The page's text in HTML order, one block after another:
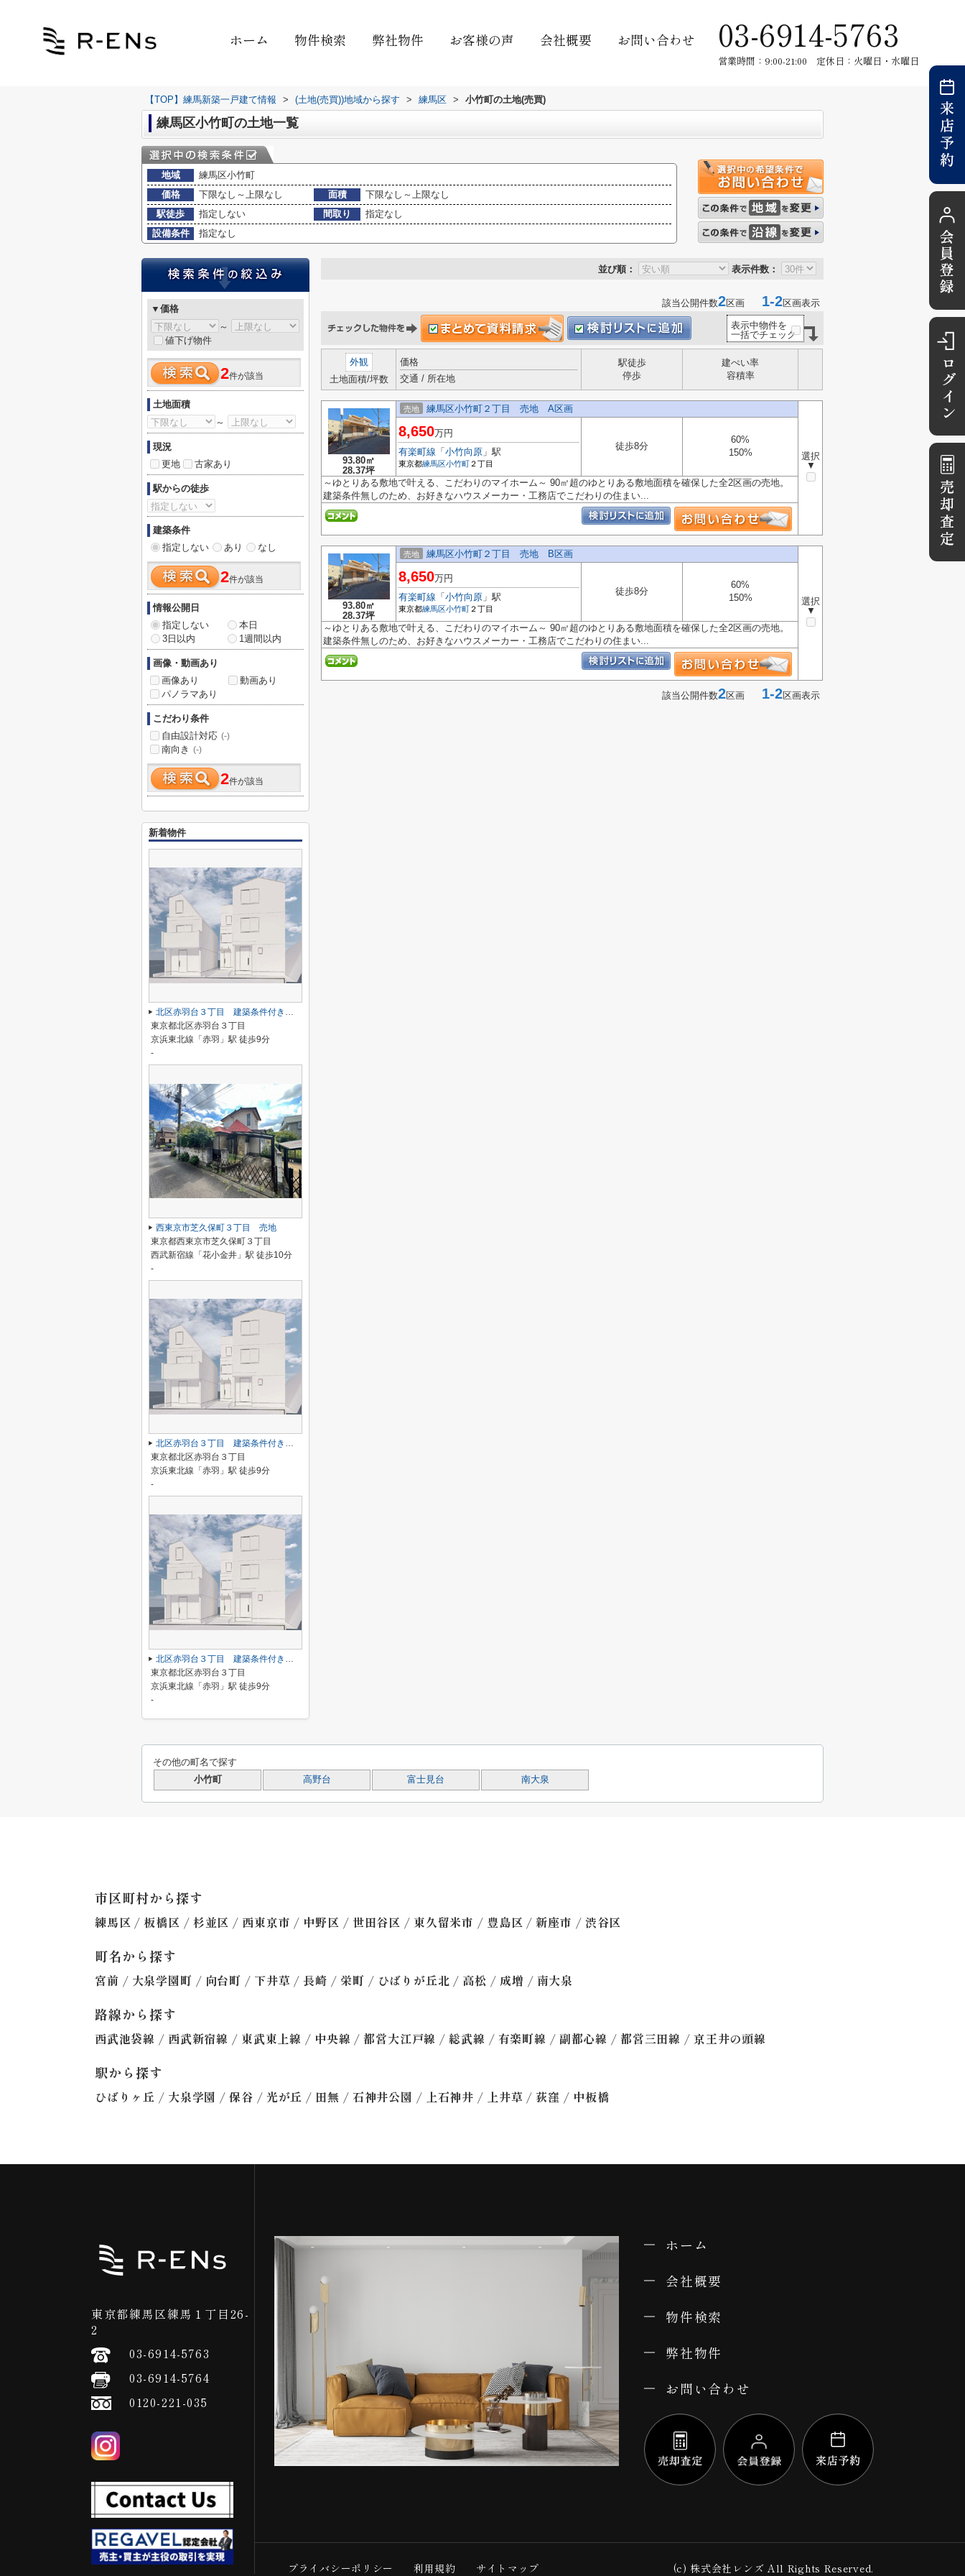
ホーム 物件検索 弊社物件 お客様の声 会社概要 お問い合わせ 03-6914-5763
営業時間：9:00-21:00 定休日：火曜日・水曜日
【TOP】練馬新築一戸建て情報 > (土地(売買))地域から探す > 練馬区 > 小竹町の土地(売買)
練馬区小竹町の土地一覧
地域
練馬区小竹町
価格
下限なし～上限なし 面積
下限なし～上限なし
駅徒歩
指定しない 間取り
指定なし
設備条件
指定なし
並び順： 表示件数：
該当公開件数2区画 1-2区画表示
表示中物件を
一括でチェック
外観
土地面積/坪数
価格
交通 / 所在地
駅徒歩
停歩
建ぺい率
容積率
93.80㎡
28.37坪
売地 練馬区小竹町２丁目 売地 A区画
選択
▼
8,650万円
有楽町線 「 小竹向原 」駅
東京都練馬区小竹町 ２丁目
徒歩8分
60%
150%
～ゆとりある敷地で叶える、こだわりのマイホーム～ 90㎡超のゆとりある敷地面積を確保した全2区画の売地。
建築条件無しのため、お好きなハウスメーカー・工務店でこだわりの住まい...
93.80㎡
28.37坪
売地 練馬区小竹町２丁目 売地 B区画
選択
▼
8,650万円
有楽町線 「 小竹向原 」駅
東京都練馬区小竹町 ２丁目
徒歩8分
60%
150%
～ゆとりある敷地で叶える、こだわりのマイホーム～ 90㎡超のゆとりある敷地面積を確保した全2区画の売地。
建築条件無しのため、お好きなハウスメーカー・工務店でこだわりの住まい...
該当公開件数2区画 1-2区画表示
▼価格
～
値下げ物件
2件が該当
土地面積
～
現況
更地
古家あり
駅からの徒歩
建築条件
指定しない
あり なし
2件が該当
情報公開日
指定しない
本日
3日以内
1週間以内
画像・動画あり
画像あり
動画あり
パノラマあり
こだわり条件
自由設計対応 (-)
南向き (-)
2件が該当
新着物件
北区赤羽台３丁目 建築条件付き売地 C区画
東京都北区赤羽台３丁目
京浜東北線「赤羽」駅 徒歩9分
-
西東京市芝久保町３丁目 売地
東京都西東京市芝久保町３丁目
西武新宿線「花小金井」駅 徒歩10分
-
北区赤羽台３丁目 建築条件付き売地 B区画
東京都北区赤羽台３丁目
京浜東北線「赤羽」駅 徒歩9分
-
北区赤羽台３丁目 建築条件付き売地 Ａ区画
東京都北区赤羽台３丁目
京浜東北線「赤羽」駅 徒歩9分
-
その他の町名で探す
小竹町 高野台 富士見台 南大泉
市区町村から探す
練馬区 / 板橋区 / 杉並区 / 西東京市 / 中野区 / 世田谷区 / 東久留米市 / 豊島区 / 新座市 / 渋谷区
町名から探す
宮前 / 大泉学園町 / 向台町 / 下井草 / 長崎 / 栄町 / ひばりが丘北 / 高松 / 成増 / 南大泉
路線から探す
西武池袋線 / 西武新宿線 / 東武東上線 / 中央線 / 都営大江戸線 / 総武線 / 有楽町線 / 副都心線 / 都営三田線 / 京王井の頭線
駅から探す
ひばりヶ丘 / 大泉学園 / 保谷 / 光が丘 / 田無 / 石神井公園 / 上石神井 / 上井草 / 荻窪 / 中板橋
東京都練馬区練馬１丁目26-
2
03-6914-5763
03-6914-5764
0120-221-035
ホーム
会社概要
物件検索
弊社物件
お問い合わせ
プライバシーポリシー 利用規約 サイトマップ (c) 株式会社レンズ All Rights Reserved.